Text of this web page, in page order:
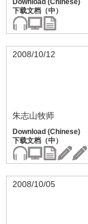
2008/10/12
朱志山牧师
2008/10/05